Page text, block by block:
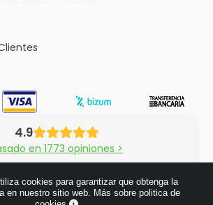
4.9
en 1773 opiniones >
cookies para garantizar que obtenga la
en nuestro sitio web. Más sobre politica de